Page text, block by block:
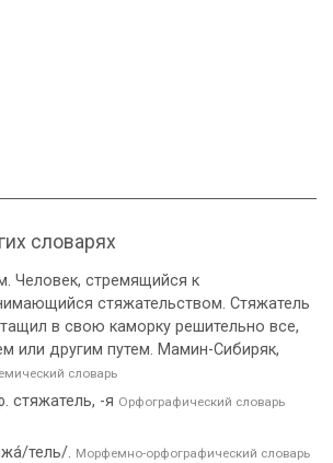
словарях
Человек, стремящийся к
стяжательством. Стяжатель
в свою каморку решительно все,
или другим путем. Мамин-Сибиряк,
словарь
стяжатель, -я Орфографический словарь
тель/. Морфемно-орфографический словарь